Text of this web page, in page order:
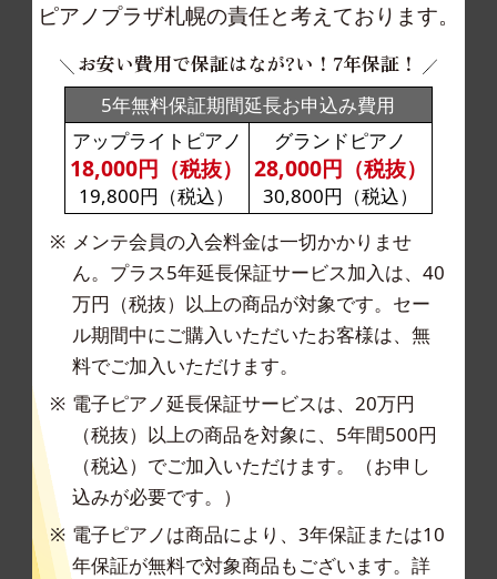
ピアノプラザ札幌の責任と考えております。
お安い費用で保証はなが?い！7年保証！
5年無料保証期間延長お申込み費用
アップライトピアノ
18,000円（税抜）
19,800円（税込）
グランドピアノ
28,000円（税抜）
30,800円（税込）
メンテ会員の入会料金は一切かかりませ
ん。プラス5年延長保証サービス加入は、40
万円（税抜）以上の商品が対象です。セー
ル期間中にご購入いただいたお客様は、無
料でご加入いただけます。
電子ピアノ延長保証サービスは、20万円
（税抜） 以上の商品を対象に、5年間500円
（税込）でご加入いただけます。（お申し
込みが必要です。）
電子ピアノは商品により、3年保証または10
年保証が無料で対象商品もございます。詳